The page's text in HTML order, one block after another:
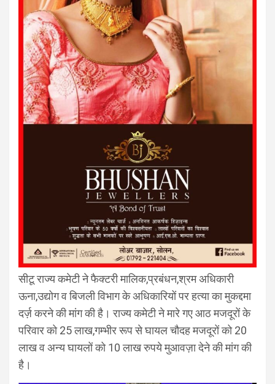
सीटू राज्य कमेटी ने फैक्टरी मालिक,प्रबंधन,श्रम अधिकारी
ऊना,उद्योग व बिजली विभाग के अधिकारियों पर हत्या का मुकद्दमा
दर्ज़ करने की मांग की है। राज्य कमेटी ने मारे गए आठ मजदूरों के
परिवार को 25 लाख,गम्भीर रूप से घायल चौदह मजदूरों को 20
लाख व अन्य घायलों को 10 लाख रुपये मुआवज़ा देने की मांग की
है।